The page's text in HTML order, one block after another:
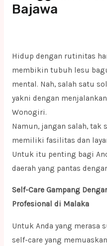
Bajawa
Hidup dengan rutinitas
membikin tubuh lesu
mental. Nah, salah satu
yakni dengan menjalankan
Wonogiri.
Namun, jangan salah, tak
memiliki fasilitas dan
Untuk itu penting bagi
daerah yang pantas
Self-Care Gampang
Profesional di Malaka
Untuk Anda yang merasa
self-care yang